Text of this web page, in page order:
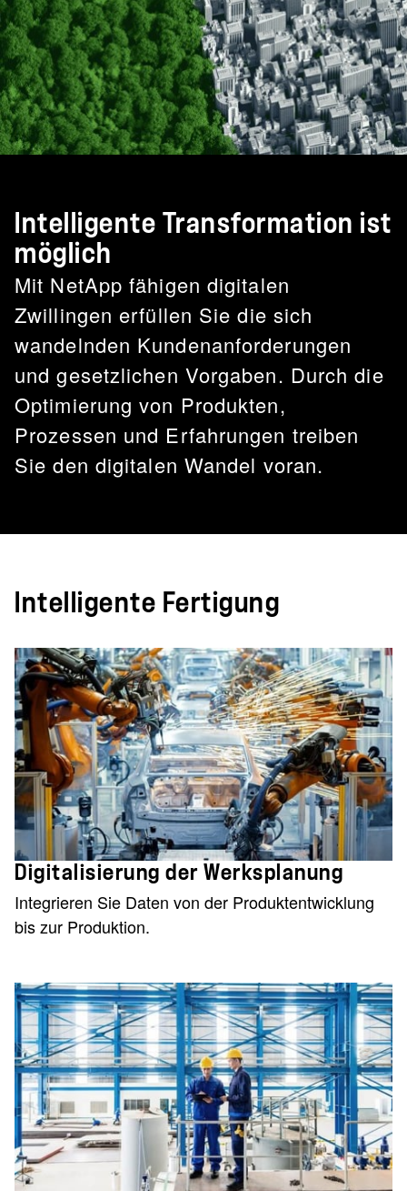
Intelligente Transformation ist
möglich
Mit NetApp fähigen digitalen
Zwillingen erfüllen Sie die sich
wandelnden Kundenanforderungen
und gesetzlichen Vorgaben. Durch die
Optimierung von Produkten,
Prozessen und Erfahrungen treiben
Sie den digitalen Wandel voran.
Intelligente Fertigung
Digitalisierung der Werksplanung
Integrieren Sie Daten von der Produktentwicklung
bis zur Produktion.